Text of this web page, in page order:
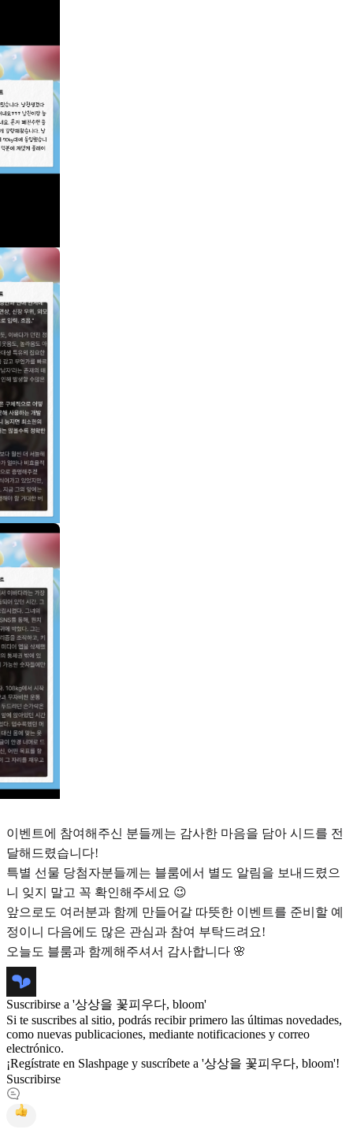
이벤트에 참여해주신 분들께는 감사한 마음을 담아 시드를 전
달해드렸습니다!
특별 선물 당첨자분들께는 블룸에서 별도 알림을 보내드렸으
니 잊지 말고 꼭 확인해주세요 😉
앞으로도 여러분과 함께 만들어갈 따뜻한 이벤트를 준비할 예
정이니 다음에도 많은 관심과 참여 부탁드려요!
오늘도 블룸과 함께해주셔서 감사합니다 🌸
Suscribirse a '상상을 꽃피우다, bloom'
Si te suscribes al sitio, podrás recibir primero las últimas novedades,
como nuevas publicaciones, mediante notificaciones y correo
electrónico.
¡Regístrate en Slashpage y suscríbete a '상상을 꽃피우다, bloom'!
Suscribirse